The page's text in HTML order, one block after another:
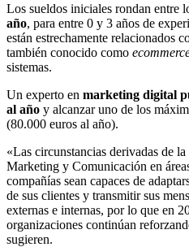
Los sueldos iniciales rondan entre
año, para entre 0 y 3 años de
están estrechamente relacionados
también conocido como
sistemas.
Un experto en marketing digital
al año y alcanzar uno de los
(80.000 euros al año).
«Las circunstancias derivadas de
Marketing y Comunicación en
compañías sean capaces de
de sus clientes y transmitir sus
externas e internas, por lo que en
organizaciones continúan
sugieren.